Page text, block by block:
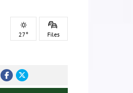
27° Files